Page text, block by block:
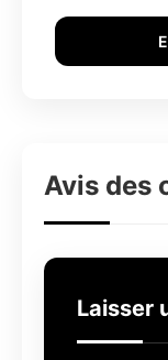
Avis des
Laisser